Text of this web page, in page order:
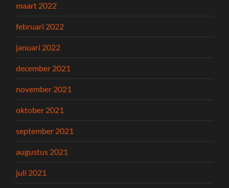
maart 2022
februari 2022
januari 2022
december 2021
november 2021
oktober 2021
september 2021
augustus 2021
juli 2021